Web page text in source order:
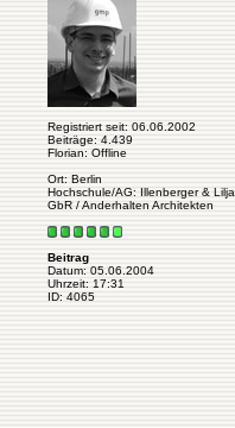
Registriert seit: 06.06.2002
Beiträge: 4.439
Florian: Offline
Ort: Berlin
Hochschule/AG: Illenberger & Lilja
GbR / Anderhalten Architekten
Beitrag
Datum: 05.06.2004
Uhrzeit: 17:31
ID: 4065